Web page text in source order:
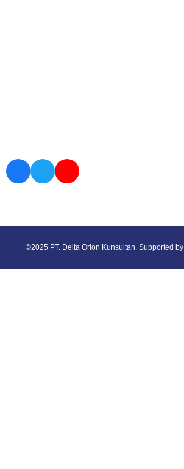
©2025 PT. Delta Orion Kunsultan. Supported by